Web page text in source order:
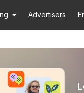
Advertisers